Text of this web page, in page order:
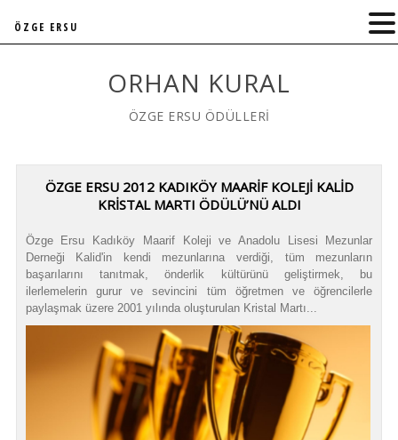
ORHAN KURAL
ÖZGE ERSU ÖDÜLLERİ
ÖZGE ERSU 2012 KADIKÖY MAARİF KOLEJİ KALİD
KRİSTAL MARTI ÖDÜLÜ’NÜ ALDI
Özge Ersu Kadıköy Maarif Koleji ve Anadolu Lisesi Mezunlar
Derneği Kalid'in kendi mezunlarına verdiği, tüm mezunların
başarılarını tanıtmak, önderlik kültürünü geliştirmek, bu
ilerlemelerin gurur ve sevincini tüm öğretmen ve öğrencilerle
paylaşmak üzere 2001 yılında oluşturulan Kristal Martı...
ÖZGE ERSU